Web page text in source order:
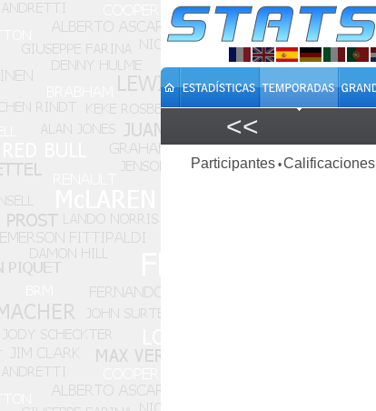
<<
Participantes •Calificaciones